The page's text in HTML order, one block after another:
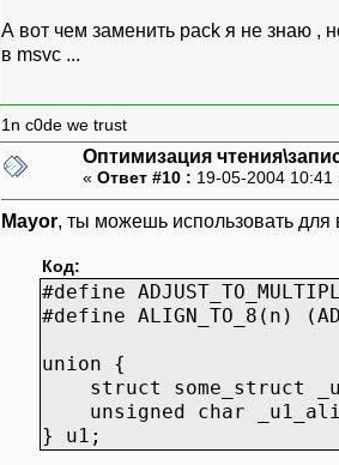
А вот чем заменить pack я не знаю ,
в msvc ...
1n c0de we trust
Оптимизация
« Ответ #10 : 19-05-2004
Mayor, ты можешь использовать
Код:
#define
#define ALIGN_TO_8(n)
union {
struct some_struct
unsigned char
} u1;